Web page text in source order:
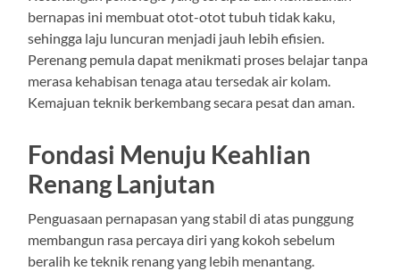
bernapas ini membuat otot-otot tubuh tidak kaku,
sehingga laju luncuran menjadi jauh lebih efisien.
Perenang pemula dapat menikmati proses belajar tanpa
merasa kehabisan tenaga atau tersedak air kolam.
Kemajuan teknik berkembang secara pesat dan aman.
Fondasi Menuju Keahlian
Renang Lanjutan
Penguasaan pernapasan yang stabil di atas punggung
membangun rasa percaya diri yang kokoh sebelum
beralih ke teknik renang yang lebih menantang.